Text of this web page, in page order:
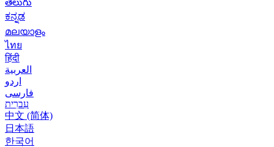
ಕನ್ನಡ
മലയാളം
ไทย
हिंदी
العربية
اردو
فارسی
עִברִית
中文 (简体)
日本語
한국어